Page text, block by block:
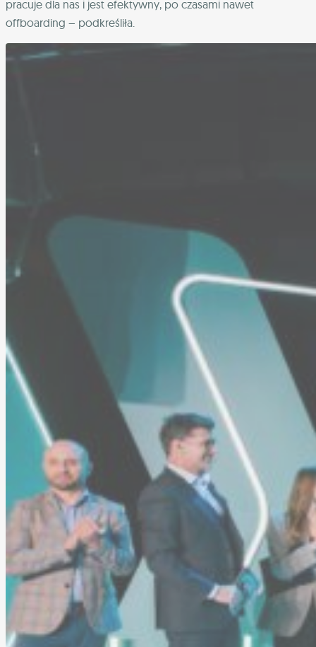
pracuje dla nas i jest efektywny, po czasami nawet
offboarding – podkreśliła.